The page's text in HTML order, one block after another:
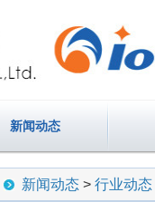
新闻动态
新闻动态 > 行业动态